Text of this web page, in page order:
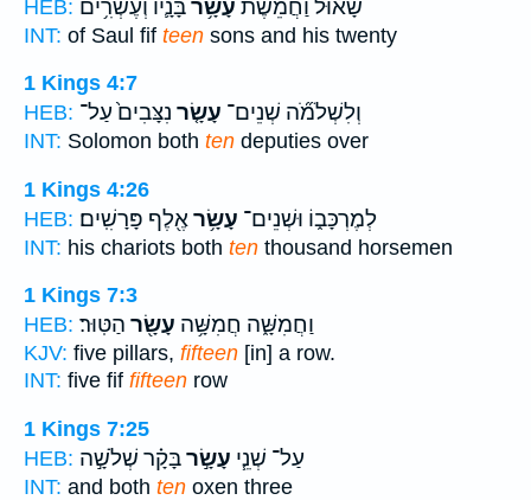
HEB:
שָׁא֔וּל וַחֲמֵ֨שֶׁת עָשָׂ֥רבָּנָ֛יו וְעֶשְׂרִ֥ים
INT: of Saul fif teen sons and his twenty
1 Kings 4:7
HEB:
וְלִשְׁלֹמֹ֞ה שְׁנֵים־ עָשָׂ֤ר נִצָּבִים֙ עַל־
INT: Solomon both ten deputies over
1 Kings 4:26
HEB:
לְמֶרְכָּב֑וֹ וּשְׁנֵים־ עָשָׂ֥ראֶ֖לֶף פָּרָשִֽׁים׃
INT: his chariots both ten thousand horsemen
1 Kings 7:3
HEB:
וַחֲמִשָּׁ֑ה חֲמִשָּׁ֥ה עָשָׂ֖ר הַטּֽוּר׃
KJV: five pillars, fifteen [in] a row.
INT: five fif fifteen row
1 Kings 7:25
HEB:
עַל־ שְׁנֵ֧י עָשָׂ֣רבָּקָ֗ר שְׁלֹשָׁ֣ה
INT: and both ten oxen three